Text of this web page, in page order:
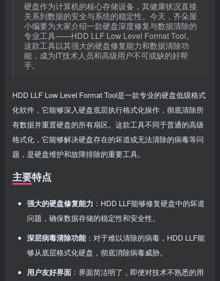
硬盘作为计算机的核心存储设备，其健康状况直接
关系到数据的安全与系统的稳定性。今天，齐朵屋
小编要为大家介绍一款硬盘深度修复与数据清除的
专业工具——HDD LLF Low Level Format Tool。
这款工具以其强大的硬盘修复能力和数据清除功
能，成为IT技术人员和高级用户不可或缺的好帮
手。
HDD LLF Low Level Format Tool是一款专业的硬盘低级格式
化软件，它能够深入硬盘底层执行格式化操作，彻底清除所
有数据并重置硬盘的所有扇区。这款工具不同于普通的高级
格式化，它能够解决硬盘存在的坏道或无法清除的病毒等问
题，是硬盘维护和故障排除的重要工具。
主要特点
强大的硬盘修复能力 ：HDD LLF能够修复硬盘中的坏道
问题，确保数据存储的稳定性和安全性。
深层病毒清除功能：对于难以清除的病毒，HDD LLF能
够从底层格式化硬盘，彻底消除病毒威胁。
用户友好界面 ：界面简洁明了，即便对技术不熟悉的用